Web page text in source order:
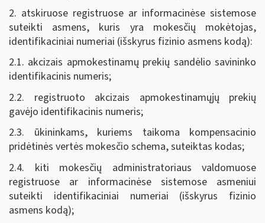
2. atskiruose registruose ar informacinėse sistemose
suteikti asmens, kuris yra mokesčių mokėtojas,
identifikaciniai numeriai (išskyrus fizinio asmens kodą):
2.1. akcizais apmokestinamų prekių sandėlio savininko
identifikacinis numeris;
2.2. registruoto akcizais apmokestinamųjų prekių
gavėjo identifikacinis numeris;
2.3. ūkininkams, kuriems taikoma kompensacinio
pridėtinės vertės mokesčio schema, suteiktas kodas;
2.4. kiti mokesčių administratoriaus valdomuose
registruose ar informacinėse sistemose asmeniui
suteikti identifikaciniai numeriai (išskyrus fizinio
asmens kodą);